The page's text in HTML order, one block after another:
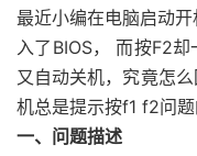
最近小编在电脑启动
入了BIOS， 而按F2
又自动关机，究竟怎
机总是提示按f1 f2问
一、问题描述